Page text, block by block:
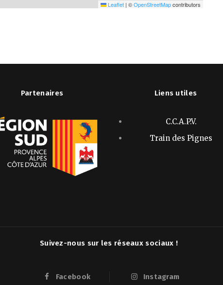
Leaflet | ©OpenStreetMapcontributors
Partenaires Liens utiles
C.C.A.P.V.
Train des Pignes
Suivez-nous sur les réseaux sociaux !
Facebook Instagram